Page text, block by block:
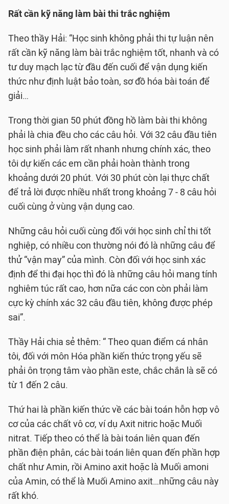
Rất cần kỹ năng làm bài thi trắc nghiệm
Theo thầy Hải: “Học sinh không phải thi tự luận nên
rất cần kỹ năng làm bài trắc nghiệm tốt, nhanh và có
tư duy mạch lạc từ đầu đến cuối để vận dụng kiến
thức như định luật bảo toàn, sơ đồ hóa bài toán để
giải…
Trong thời gian 50 phút đồng hồ làm bài thi không
phải là chia đều cho các câu hỏi. Với 32 câu đầu tiên
học sinh phải làm rất nhanh nhưng chính xác, theo
tôi dự kiến các em cần phải hoàn thành trong
khoảng dưới 20 phút. Với 30 phút còn lại thực chất
để trả lời được nhiều nhất trong khoảng 7 - 8 câu hỏi
cuối cùng ở vùng vận dụng cao.
Những câu hỏi cuối cùng đối với học sinh chỉ thi tốt
nghiệp, có nhiều con thường nói đó là những câu để
thử “vận may” của mình. Còn đối với học sinh xác
định để thi đại học thì đó là những câu hỏi mang tính
nghiêm túc rất cao, hơn nữa các con còn phải làm
cực kỳ chính xác 32 câu đầu tiên, không được phép
sai”.
Thầy Hải chia sẻ thêm: “ Theo quan điểm cá nhân
tôi, đối với môn Hóa phần kiến thức trọng yếu sẽ
phải ôn trọng tâm vào phần este, chắc chắn là sẽ có
từ 1 đến 2 câu.
Thứ hai là phần kiến thức về các bài toán hỗn hợp vô
cơ của các chất vô cơ, ví dụ Axit nitric hoặc Muối
nitrat. Tiếp theo có thể là bài toán liên quan đến
phần điện phân, các bài toán liên quan đến phần hợp
chất như Amin, rồi Amino axit hoặc là Muối amoni
của Amin, có thể là Muối Amino axit…những câu này
rất khó.